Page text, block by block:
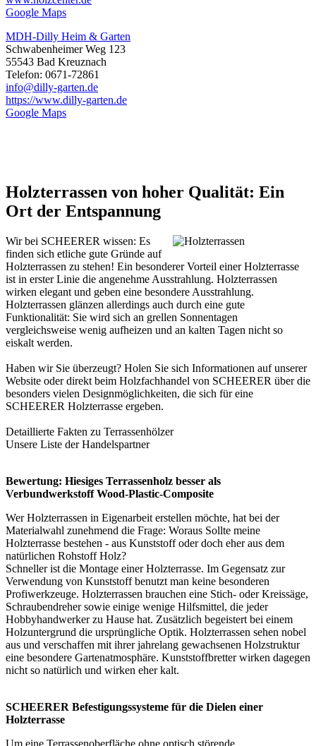
Google Maps
MDH-Dilly Heim & Garten
Schwabenheimer Weg 123
55543 Bad Kreuznach
Telefon: 0671-72861
info@dilly-garten.de
https://www.dilly-garten.de
Google Maps
Holzterrassen von hoher Qualität: Ein
Ort der Entspannung
Wir bei SCHEERER wissen: Es
finden sich etliche gute Gründe auf
Holzterrassen zu stehen! Ein besonderer Vorteil einer Holzterrasse
ist in erster Linie die angenehme Ausstrahlung. Holzterrassen
wirken elegant und geben eine besondere Ausstrahlung.
Holzterrassen glänzen allerdings auch durch eine gute
Funktionalität: Sie wird sich an grellen Sonnentagen
vergleichsweise wenig aufheizen und an kalten Tagen nicht so
eiskalt werden.
Haben wir Sie überzeugt? Holen Sie sich Informationen auf unserer
Website oder direkt beim Holzfachhandel von SCHEERER über die
besonders vielen Designmöglichkeiten, die sich für eine
SCHEERER Holzterrasse ergeben.
Detaillierte Fakten zu Terrassenhölzer
Unsere Liste derHandelspartner
Bewertung: Hiesiges Terrassenholz besser als
Verbundwerkstoff Wood-Plastic-Composite
Wer Holzterrassen in Eigenarbeit erstellen möchte, hat bei der
Materialwahl zunehmend die Frage: Woraus Sollte meine
Holzterrasse bestehen - aus Kunststoff oder doch eher aus dem
natürlichen Rohstoff Holz?
Schneller ist die Montage einer Holzterrasse. Im Gegensatz zur
Verwendung von Kunststoff benutzt man keine besonderen
Profiwerkzeuge. Holzterrassen brauchen eine Stich- oder Kreissäge,
Schraubendreher sowie einige wenige Hilfsmittel, die jeder
Hobbyhandwerker zu Hause hat. Zusätzlich begeistert bei einem
Holzuntergrund die ursprüngliche Optik. Holzterrassen sehen nobel
aus und verschaffen mit ihrer jahrelang gewachsenen Holzstruktur
eine besondere Gartenatmosphäre. Kunststoffbretter wirken dagegen
nicht so natürlich und wirken eher kalt.
SCHEERER Befestigungssysteme für die Dielen einer
Holzterrasse